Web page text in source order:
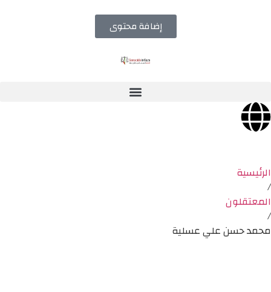
إضافة محتوى
الرئيسية
/
المعتقلون
/
محمد حسن علي عسلية